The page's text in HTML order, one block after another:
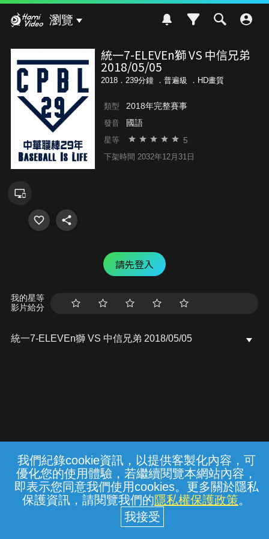
我們紀錄cookie資訊，以提供客製化內容，可
優化您的使用體驗，若繼續閱覽本網站內容，
即表示您同意我們使用cookies。更多關於隱私
保護資訊，請閱覽我們的隱私權保護政策。
瀏覽
統一7-ELEVEn獅 VS 中信兄弟
2018/05/05
2018．239分鐘 ． 普遍級 ．HD畫質
類型 2018年完整賽事
發音 國語
星等 5
下架時間 2032年12月31日
請先登入
我的星等
影片給分
統一7-ELEVEn獅 VS 中信兄弟 2018/05/05
常見問題 線上客服 服務條款 隱私權保護
中華電信股份有限公司個人家庭分公司
(統一編號：96979949) © 2026
{{notifyMsg}}